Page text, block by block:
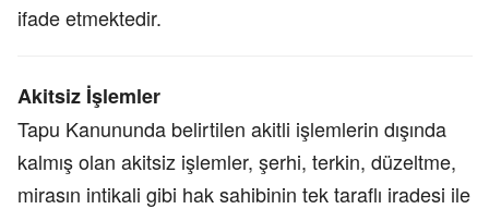
ifade etmektedir.
Akitsiz İşlemler
Tapu Kanununda belirtilen akitli işlemlerin dışında
kalmış olan akitsiz işlemler, şerhi, terkin, düzeltme,
mirasın intikali gibi hak sahibinin tek taraflı iradesi ile